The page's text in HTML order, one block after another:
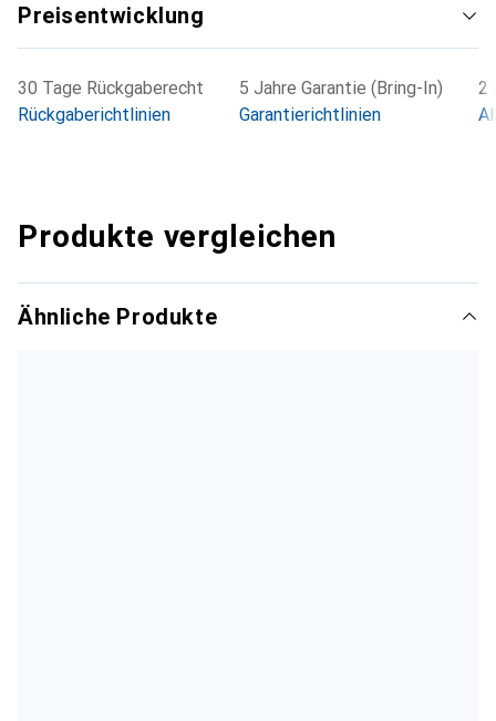
Preisentwicklung
30 Tage Rückgaberecht
Rückgaberichtlinien
5 Jahre Garantie (Bring-In)
Garantierichtlinien
2
Produkte vergleichen
Ähnliche Produkte